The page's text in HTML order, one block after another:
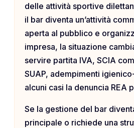
delle attività sportive
il bar diventa un’attività
aperta al pubblico e
impresa, la situazione
servire partita IVA, SCIA
SUAP, adempimenti
alcuni casi la denuncia REA
Se la gestione del bar
principale o richiede una